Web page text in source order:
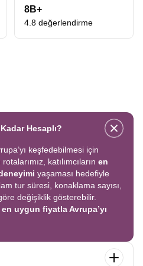
sorusu değil, sadece o anın
kılmak, bizim için bir
ve Toledo’nun orta çağ
olmayan bir akışla
listesi oldukça fazladır.
şekilde kullanmanızı sağlar.
karşılaşacağınız
elimine ediyoruz.
Endülüs’ün labirent
dakikasını dolu dolu
turlarıile bütçe dostu ama
değildir. Paranızın karşılığını
Ekonomik İspanya Turları
ekstra tur adı altında gizli
Rüyası olarak farkımız,
8B+
4.8 değerlendirme
Hesaplı?
keşfedebilmesi için
katılımcıların en
yaşaması hedefiyle
tur süresi, konaklama sayısı,
değişiklik gösterebilir.
en uygun fiyatla Avrupa’yı